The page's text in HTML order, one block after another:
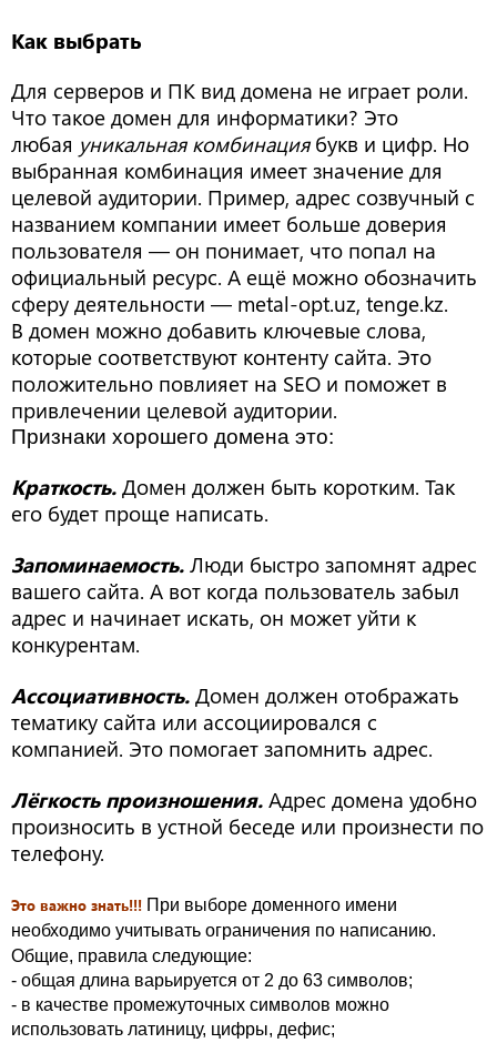
Как выбрать
Для серверов и ПК вид домена не играет роли.
Что такое домен для информатики? Это
любая уникальная комбинациябукв и цифр. Но
выбранная комбинация имеет значение для
целевой аудитории. Пример, адрес созвучный с
названием компании имеет больше доверия
пользователя — он понимает, что попал на
официальный ресурс. А ещё можно обозначить
сферу деятельности — metal-opt.uz, tenge.kz.
В домен можно добавить ключевые слова,
которые соответствуют контенту сайта. Это
положительно повлияет на SEO и поможет в
привлечении целевой аудитории.
Признаки хорошего домена это:
Краткость. Домен должен быть коротким. Так
его будет проще написать.
Запоминаемость. Люди быстро запомнят адрес
вашего сайта. А вот когда пользователь забыл
адрес и начинает искать, он может уйти к
конкурентам.
Ассоциативность. Домен должен отображать
тематику сайта или ассоциировался с
компанией. Это помогает запомнить адрес.
Лёгкость произношения. Адрес домена удобно
произносить в устной беседе или произнести по
телефону.
Это важно знать!!! При выборе доменного имени
необходимо учитывать ограничения по написанию.
Общие, правила следующие:
- общая длина варьируется от 2 до 63 символов;
- в качестве промежуточных символов можно
использовать латиницу, цифры, дефис;